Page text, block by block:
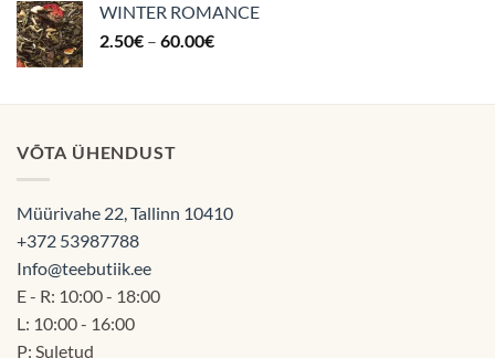
kuni
60.00€
WINTER ROMANCE
2.50€ – 60.00€Hinnavahemik:
60.00€
VÕTA ÜHENDUST
Müürivahe 22, Tallinn 10410
+372 53987788
Info@teebutiik.ee
E - R: 10:00 - 18:00
L: 10:00 - 16:00
P: Suletud